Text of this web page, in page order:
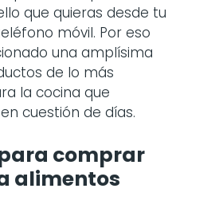
que quieras desde tu
móvil. Por eso
una amplísima
de lo más
la cocina que
cuestión de días.
comprar
alimentos